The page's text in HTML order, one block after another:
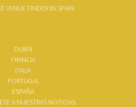
VENUE FINDER IN SPAIN
DUBÁI
FRANCIA
ITALIA
PORTUGAL
ESPAÑA
A NUESTRAS NOTICIAS